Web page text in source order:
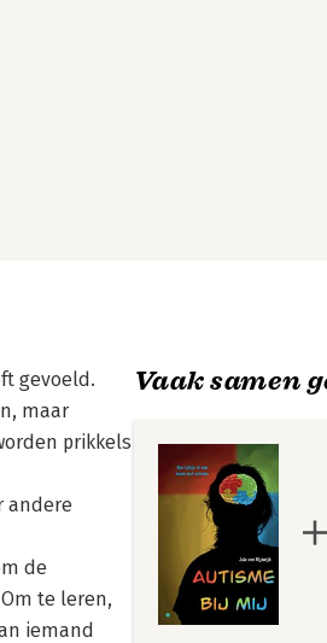
gevoeld.
maar
prikkels
andere
de
te leren,
iemand
Vaak samen